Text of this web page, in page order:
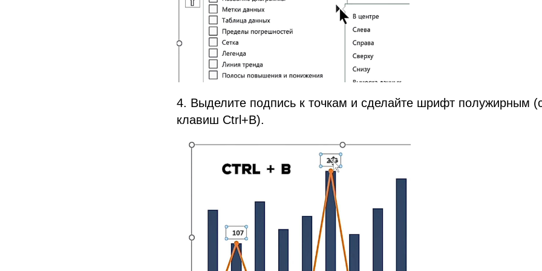
4. Выделите подпись к точкам и сделайте шрифт полужирным
клавиш Ctrl+B).